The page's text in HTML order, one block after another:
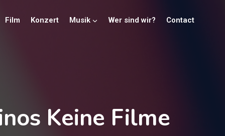
Film Konzert Musik Wer sind wir? Contact
Keine Filme